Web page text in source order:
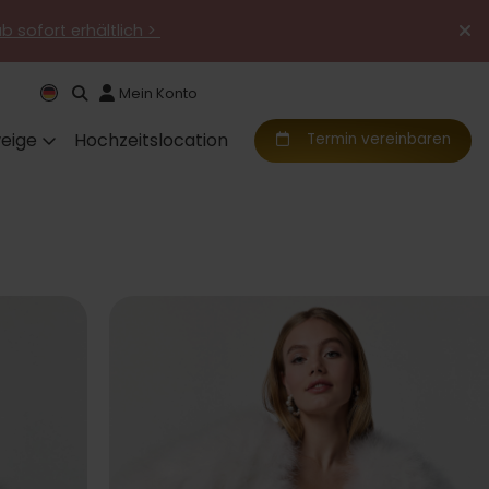
sofort erhältlich >
Mein Konto
Hochzeitslocation Termin vereinbaren